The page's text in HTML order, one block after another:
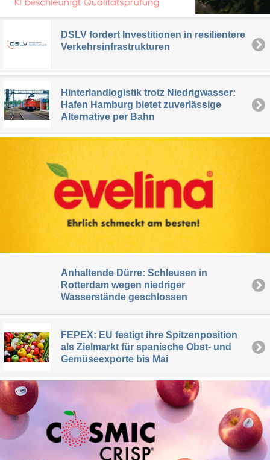
DSLV fordert Investitionen in resilientere
Verkehrsinfrastrukturen
Hinterlandlogistik trotz Niedrigwasser:
Hafen Hamburg bietet zuverlässige
Alternative per Bahn
Anhaltende Dürre: Schleusen in
Rotterdam wegen niedriger
Wasserstände geschlossen
FEPEX: EU festigt ihre Spitzenposition
als Zielmarkt für spanische Obst- und
Gemüseexporte bis Mai